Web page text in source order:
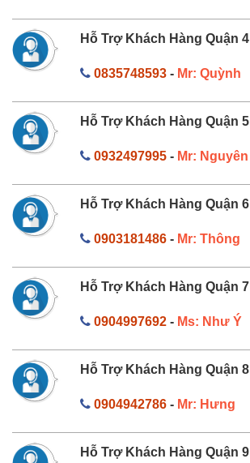
Hỗ Trợ Khách Hàng Quận 4
0835748593- Mr: Quỳnh
Hỗ Trợ Khách Hàng Quận 5
0932497995- Mr: Nguyên
Hỗ Trợ Khách Hàng Quận 6
0903181486- Mr: Thông
Hỗ Trợ Khách Hàng Quận 7
0904997692- Ms: Như Ý
Hỗ Trợ Khách Hàng Quận 8
0904942786- Mr: Hưng
Hỗ Trợ Khách Hàng Quận 9